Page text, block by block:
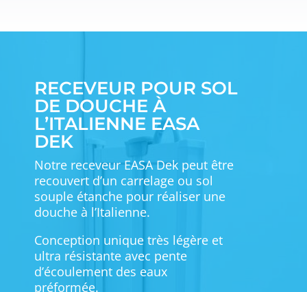
RECEVEUR POUR SOL
DE DOUCHE À
L’ITALIENNE EASA
DEK
Notre receveur EASA Dek peut être
recouvert d’un carrelage ou sol
souple étanche pour réaliser une
douche à l’Italienne.
Conception unique très légère et
ultra résistante avec pente
d’écoulement des eaux
préformée.